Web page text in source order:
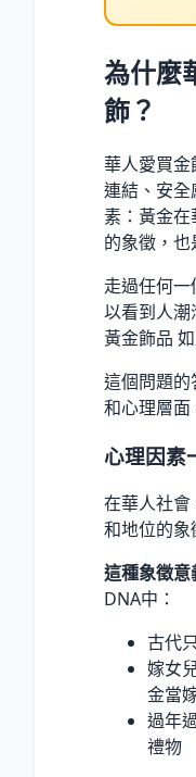
為什麼
飾？
華人愛買
連結、安
素：黃金
的象徵，也
走過任何
以看到人
黃金飾品
這個問題
和心理層面
心理因素
在華人社會
和地位的象
這種象徵意
DNA中：
古代
嫁女
金當
過年
禮物